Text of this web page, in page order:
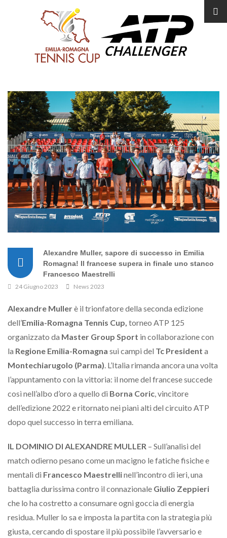
Alexandre Muller, sapore di successo in Emilia
Romagna! Il francese supera in finale uno stanco
Francesco Maestrelli
24 Giugno 2023 News 2023
Alexandre Mullerè il trionfatore della seconda edizione
dell’Emilia-Romagna Tennis Cup, torneo ATP 125
organizzato da Master Group Sport in collaborazione con
la Regione Emilia-Romagna sui campi del Tc President a
Montechiarugolo (Parma) . L’Italia rimanda ancora una volta
l’appuntamento con la vittoria: il nome del francese succede
così nell’albo d’oro a quello di Borna Coric , vincitore
dell’edizione 2022 e ritornato nei piani alti del circuito ATP
dopo quel successo in terra emiliana.
IL DOMINIO DI ALEXANDRE MULLER – Sull’analisi del
match odierno pesano come un macigno le fatiche fisiche e
mentali di Francesco Maestrellinell’incontro di ieri, una
battaglia durissima contro il connazionale Giulio Zeppieri
che lo ha costretto a consumare ogni goccia di energia
residua. Muller lo sa e imposta la partita con la strategia più
giusta, cercando di spostare il più possibile l’avversario e